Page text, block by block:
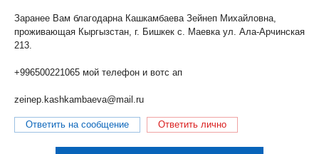
Заранее Вам благодарна Кашкамбаева Зейнеп Михайловна,
проживающая Кыргызстан, г. Бишкек с. Маевка ул. Ала-Арчинская
213.
+996500221065 мой телефон и вотс ап
zeinep.kashkambaeva@mail.ru
Ответить на сообщение Ответить лично